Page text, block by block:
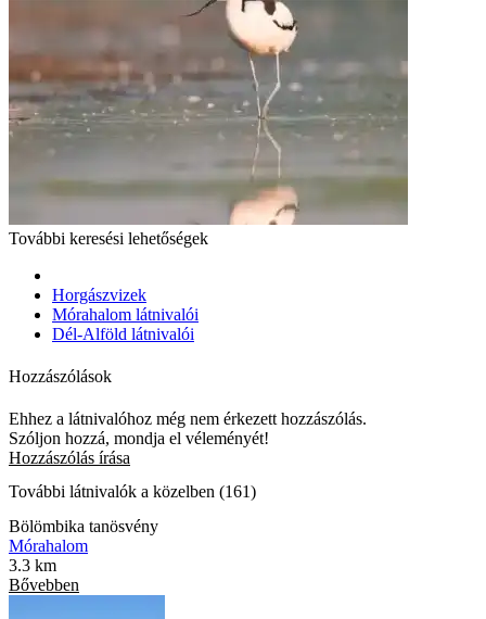
További keresési lehetőségek
Horgászvizek
Mórahalom látnivalói
Dél-Alföld látnivalói
Hozzászólások
Ehhez a látnivalóhoz még nem érkezett hozzászólás.
Szóljon hozzá, mondja el véleményét!
Hozzászólás írása
További látnivalók a közelben (161)
Bölömbika tanösvény
Mórahalom
3.3 km
Bővebben